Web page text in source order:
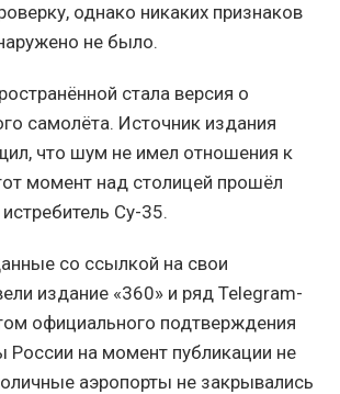
однако никаких признаков
не было.
стала версия о
самолёта. Источник издания
что шум не имел отношения к
момент над столицей прошёл
Су-35.
со ссылкой на свои
издание «360» и ряд Telegram-
официального подтверждения
на момент публикации не
аэропорты не закрывались